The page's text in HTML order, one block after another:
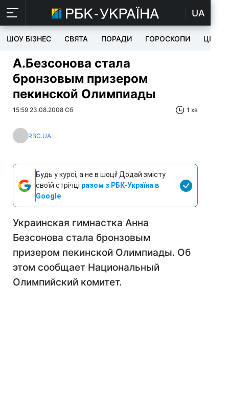
UA
ШОУ БІЗНЕС СВЯТА ПОРАДИ ГОРОСКОПИ ЦІКАВЕ
А.Безсонова стала
бронзовым призером
пекинской Олимпиады
15:59 23.08.2008 Сб 1 хв
RBC.UA
Будь у курсі, а не в шоці! Додай змісту
своїй стрічці разом з РБК-Україна в
Google
Украинская гимнастка Анна
Безсонова стала бронзовым
призером пекинской Олимпиады. Об
этом сообщает Национальный
Олимпийский комитет.